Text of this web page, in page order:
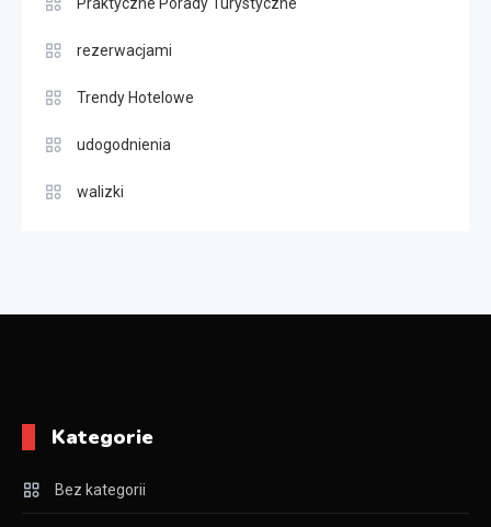
rezerwacjami
Trendy Hotelowe
udogodnienia
walizki
Kategorie
Bez kategorii